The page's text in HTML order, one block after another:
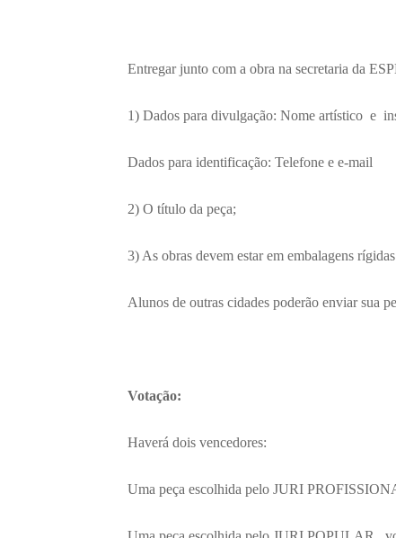
Entregar junto com a obra na secretaria da
1) Dados para divulgação: Nome artístico e
Dados para identificação: Telefone e e-mail
2) O título da peça;
3) As obras devem estar em embalagens
Alunos de outras cidades poderão enviar sua
Votação:
Haverá dois vencedores:
Uma peça escolhida pelo JURI